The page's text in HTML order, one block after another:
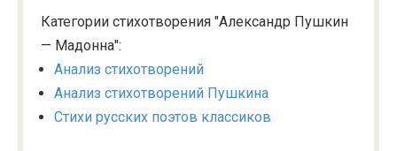
Категории стихотворения "Александр Пушкин
— Мадонна":
Анализ стихотворений
Анализ стихотворений Пушкина
Стихи русских поэтов классиков